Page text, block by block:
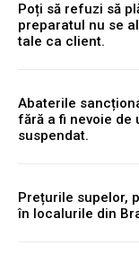
Poți să refuzi să
preparatul nu se
tale ca client.
Abaterile
fără a fi nevoie de
suspendat.
Prețurile supelor,
în localurile din